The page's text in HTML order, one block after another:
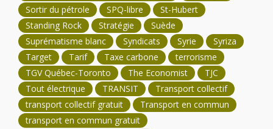
Sortir du pétrole
SPQ-libre
St-Hubert
Standing Rock
Stratégie
Suède
Suprématisme blanc
Syndicats Syrie
Syriza
Target
Tarif Taxe carbone
terrorisme
TGV Québec-Toronto
The Economist
TJC
Tout électrique
TRANSIT
Transport collectif
transport collectif gratuit
Transport en commun
transport en commun gratuit